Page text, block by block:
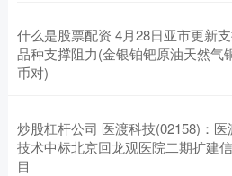
什么是股票配资 4月28日亚市更新
品种支撑阻力(金银铂钯原油天然气
币对)
炒股杠杆公司 医渡科技(02158)：医
技术中标北京回龙观医院二期扩建
目